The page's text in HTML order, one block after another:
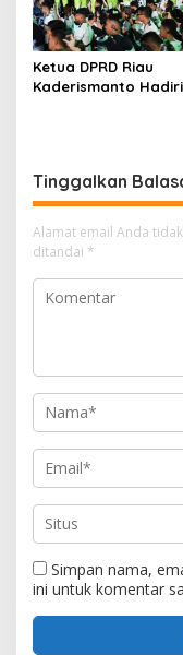
Ketua DPRD Riau
Kaderismanto
Tinggalkan
Alamat email Anda
ditandai *
Simpan nama,
ini untuk komentar